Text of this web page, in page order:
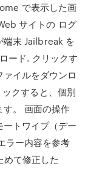
で表示した画
サイトの ログ
端末 Jailbreak を
ード. クリックす
イルをダウンロ
クすると、個別
。 画面の操作
トワイプ（デー
ラー内容を参考
て修正した